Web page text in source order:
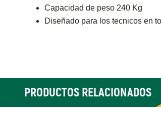
Capacidad de peso 240 Kg
Diseñado para los tecnicos en
PRODUCTOS RELACIONADOS